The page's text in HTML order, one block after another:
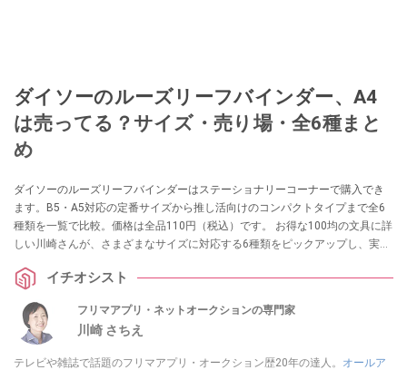
ダイソーのルーズリーフバインダー、A4
は売ってる？サイズ・売り場・全6種まと
め
ダイソーのルーズリーフバインダーはステーショナリーコーナーで購入でき
ます。B5・A5対応の定番サイズから推し活向けのコンパクトタイプまで全6
種類を一覧で比較。価格は全品110円（税込）です。 お得な100均の文具に詳
しい川崎さんが、さまざまなサイズに対応する6種類をピックアップし、実際
イチオシスト
フリマアプリ・ネットオークションの専門家
川崎 さちえ
テレビや雑誌で話題のフリマアプリ・オークション歴20年の達人。 オールア